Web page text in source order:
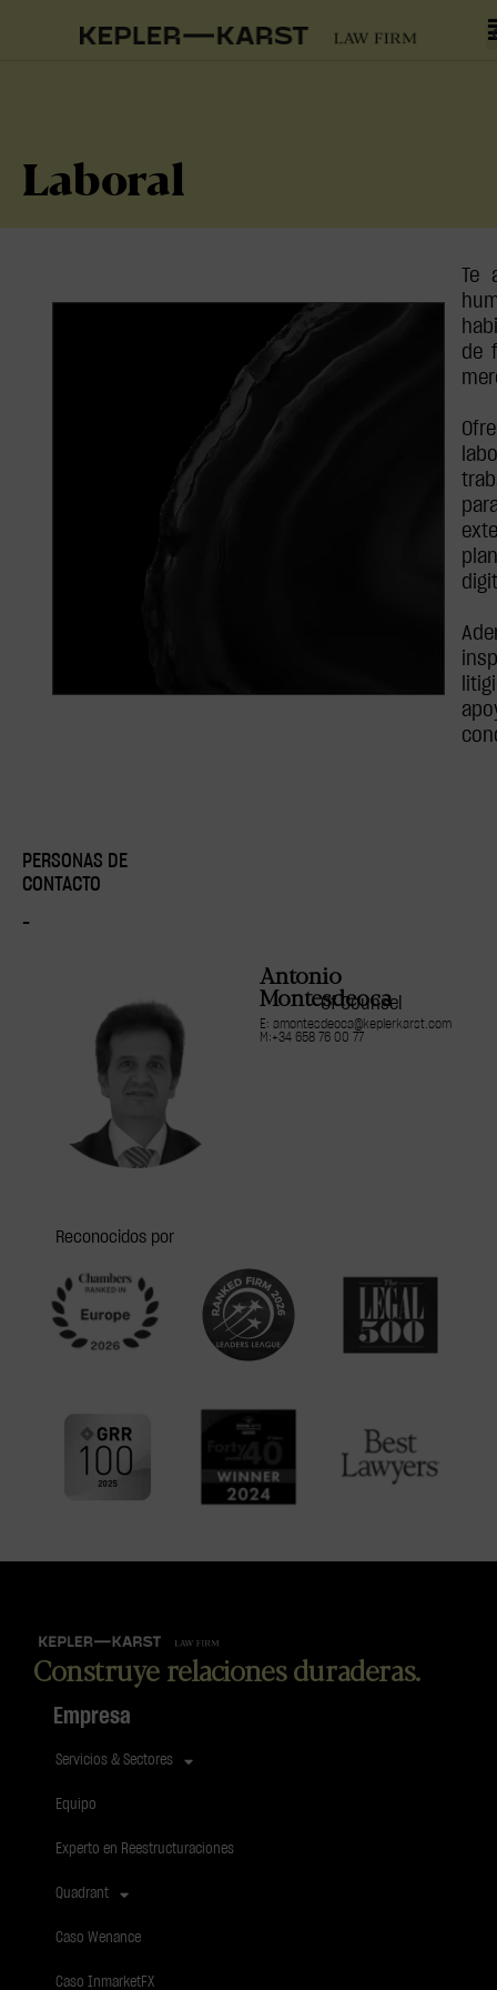
Laboral
Te
de
PERSONAS DE
CONTACTO
–
Antonio
Montesdeoca
Of Counsel
E: amontesdeoca@keplerkarst.com
M:+34 658 76 00 77
Reconocidos por
Construye relaciones duraderas.
Empresa
Servicios & Sectores
Equipo
Experto en Reestructuraciones
Quadrant
Caso Wenance
Caso InmarketFX